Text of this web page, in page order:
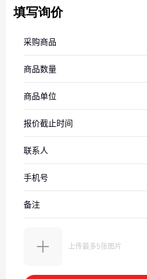
填写询价